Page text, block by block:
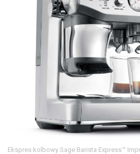
Ekspres kolbowy Sage Barista Express™